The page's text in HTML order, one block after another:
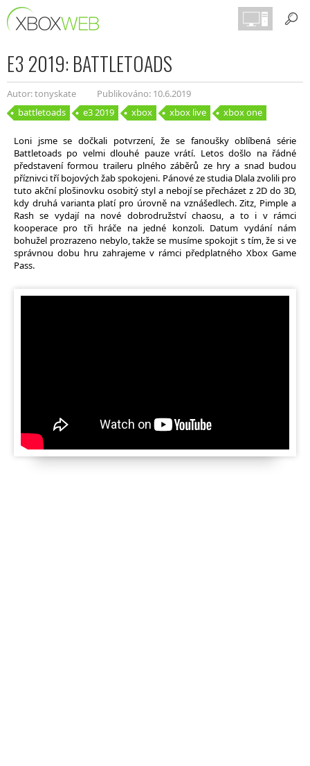
E3 2019: BATTLETOADS
Autor: tonyskate
Publikováno: 10.6.2019
battletoads
e3 2019 xbox xbox live xbox one
Loni jsme se dočkali potvrzení, že se fanoušky oblíbená série
Battletoads po velmi dlouhé pauze vrátí. Letos došlo na řádné
představení formou traileru plného záběrů ze hry a snad budou
příznivci tří bojových žab spokojeni. Pánové ze studia Dlala zvolili pro
tuto akční plošinovku osobitý styl a nebojí se přecházet z 2D do 3D,
kdy druhá varianta platí pro úrovně na vznášedlech. Zitz, Pimple a
Rash se vydají na nové dobrodružství chaosu, a to i v rámci
kooperace pro tři hráče na jedné konzoli. Datum vydání nám
bohužel prozrazeno nebylo, takže se musíme spokojit s tím, že si ve
správnou dobu hru zahrajeme v rámci předplatného Xbox Game
Pass.